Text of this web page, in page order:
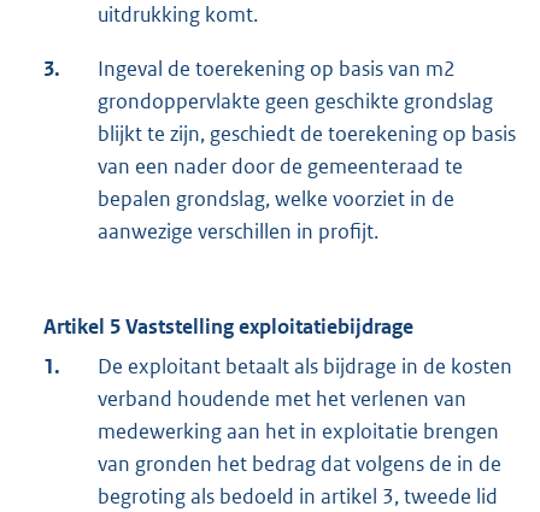
uitdrukking komt.
3.
Ingeval de toerekening op basis van m2
grondoppervlakte geen geschikte grondslag
blijkt te zijn, geschiedt de toerekening op basis
van een nader door de gemeenteraad te
bepalen grondslag, welke voorziet in de
aanwezige verschillen in profijt.
Artikel 5 Vaststelling exploitatiebijdrage
1.
De exploitant betaalt als bijdrage in de kosten
verband houdende met het verlenen van
medewerking aan het in exploitatie brengen
van gronden het bedrag dat volgens de in de
begroting als bedoeld in artikel 3, tweede lid